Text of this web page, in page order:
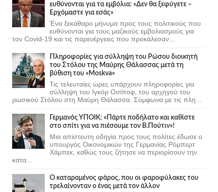
ευθύνονται για τα εμβόλια: «Δεν θα ξεφύγετε –
Ερχόμαστε για εσάς»
Ένα ξεκάθαρο μήνυμα προς τους πολιτικούς που
ευθύνονται για τους μαζικούς εμβολιασμούς για
τον Covid-19 και τις παρενέργειες που προκάλεσαν...
Πληροφορίες για σύλληψη του Ρώσου διοικητή
του Στόλου της Mαύρης Θάλασσας μετά τη
βύθιση του «Moskva»
Τις τελευταίες ώρες υπάρχουν πληροφορίες για
σύλληψη του Ιγκόρ Οσίποφ, του αρχηγού του
ρωσικού Στόλου στη Μαύρη Θάλασσα. Σύμφωνα με τις πλη...
Γερμανός ΥΠΟΙΚ: «Πάρτε ποδήλατο και καθίστε
στο σπίτι για να πιέσουμε τον Β.Πούτιν»!
Μια απίστευτη οδηγία προς τους πολίτες έδωσε ο
υπουργός Οικονομικών της Γερμανίας Ρόμπερτ
Χάμπεκ, καθώς τους ζήτησε να περιορίσουν την
κατα...
Ο καταραμένος φάρος, που οι φαροφύλακες του
τρελαίνονταν ο ένας μετά τον άλλον